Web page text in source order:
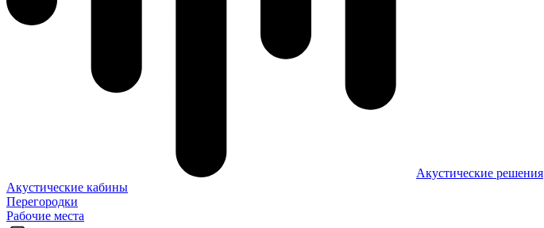
Акустические решения
Акустические кабины
Перегородки
Рабочие места